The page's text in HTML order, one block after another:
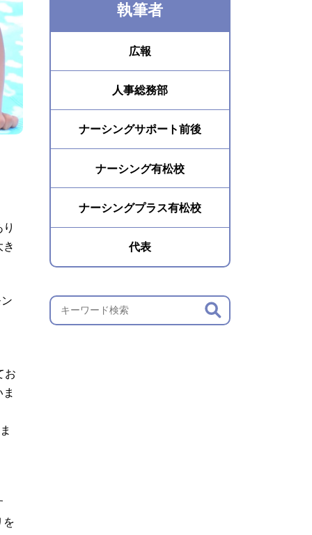
執筆者
広報
人事総務部
ナーシングサポート前後
ナーシング有松校
ナーシングプラス有松校
代表
お
を